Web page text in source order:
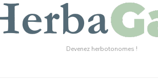
Devenez herbotonomes !